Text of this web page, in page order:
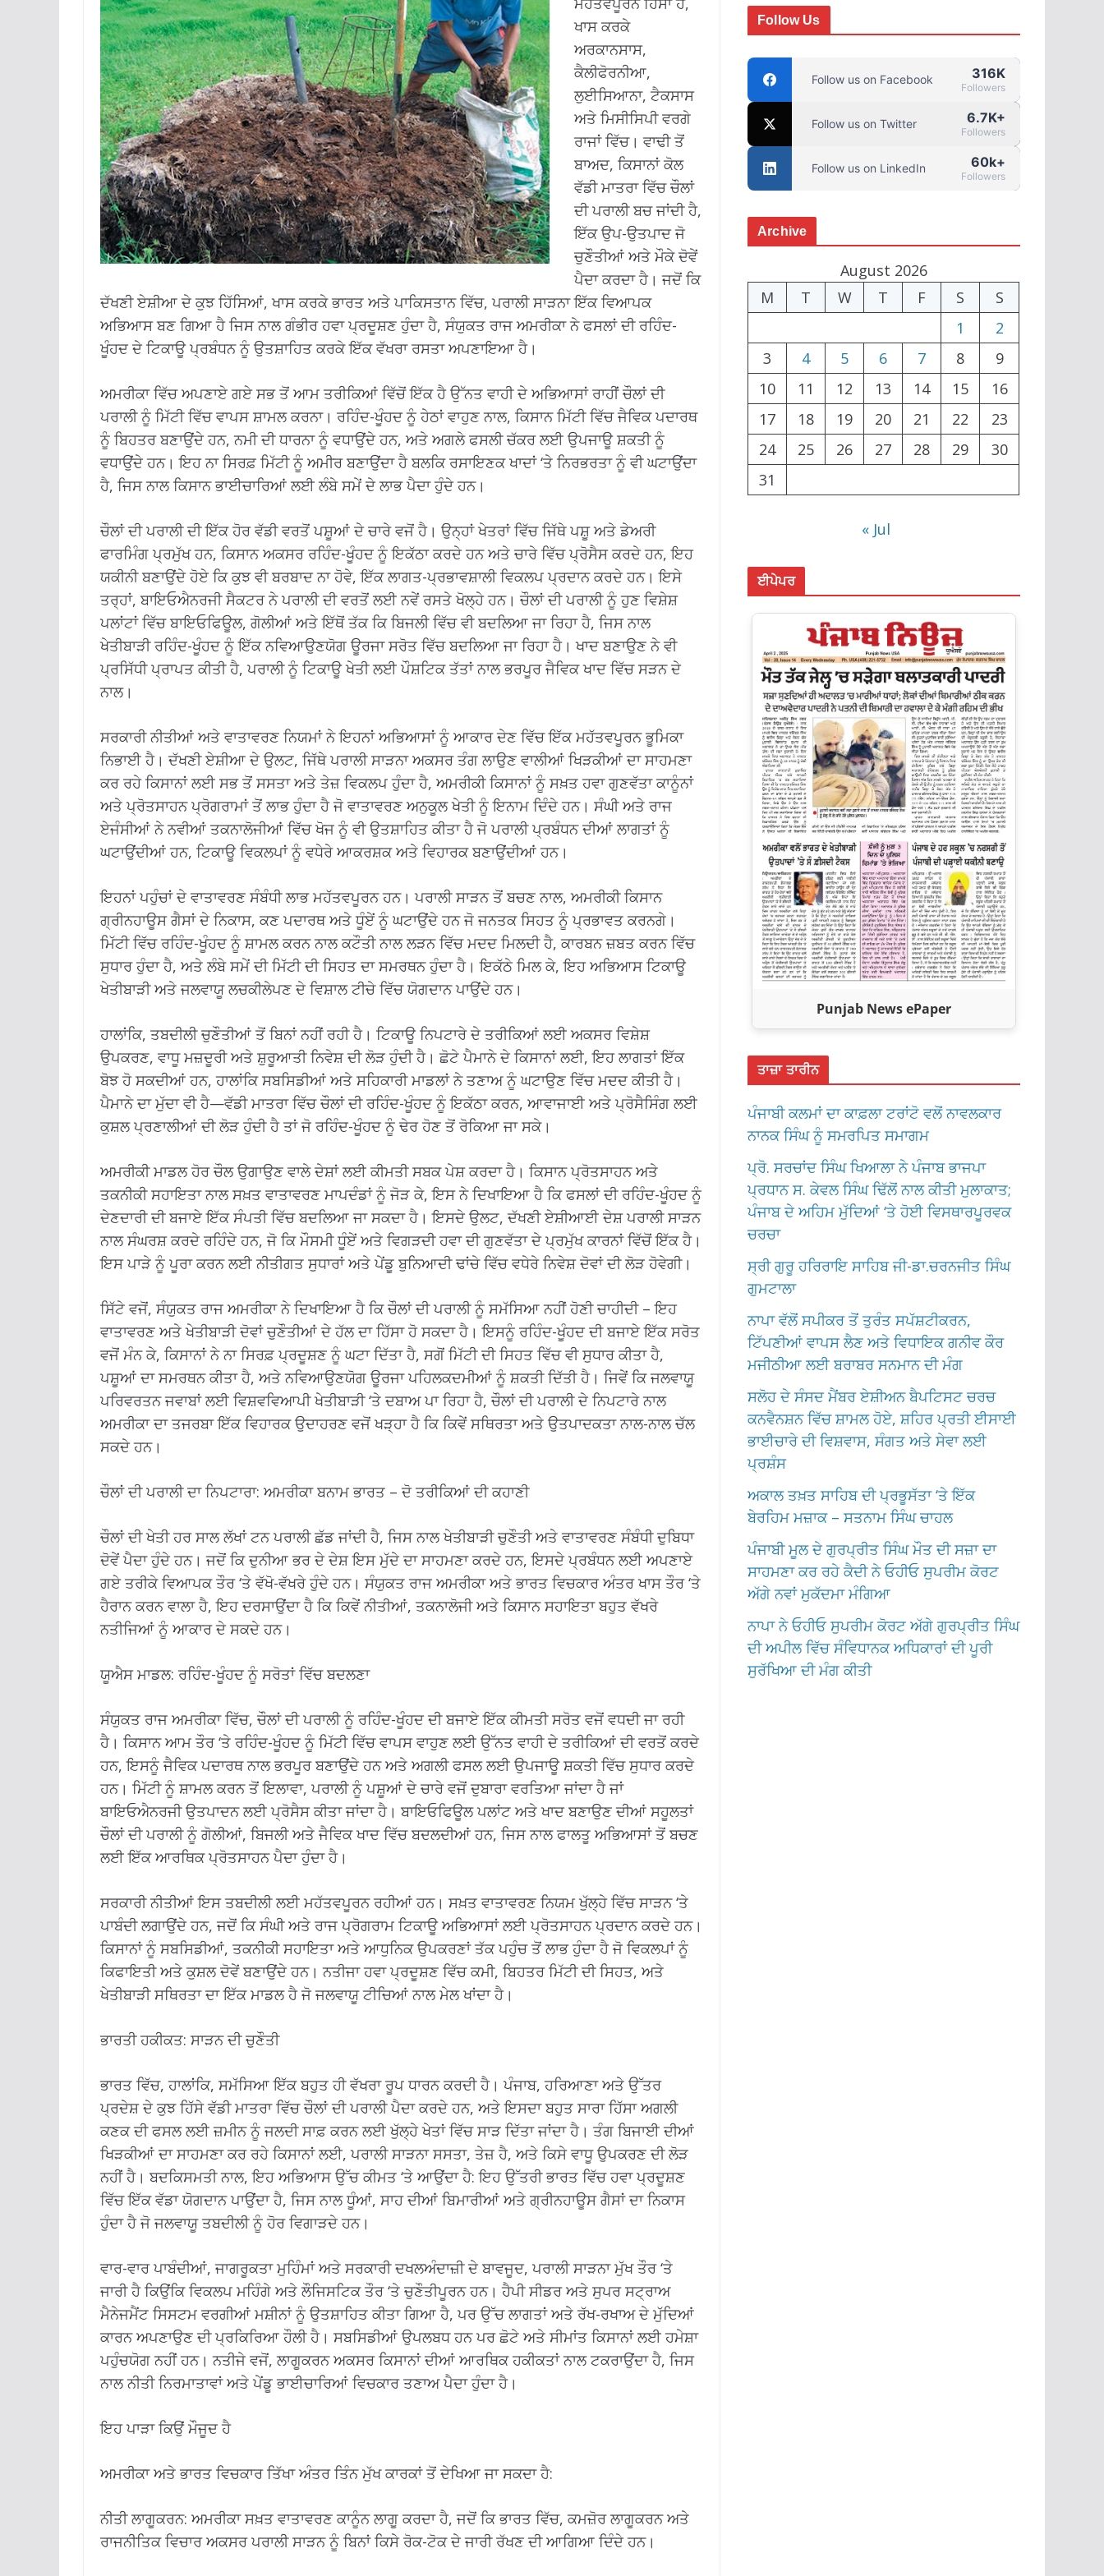
ਖਾਸ ਕਰਕੇ
ਅਰਕਾਨਸਾਸ,
ਕੈਲੀਫੋਰਨੀਆ,
ਲੁਈਸਿਆਨਾ, ਟੈਕਸਾਸ
ਅਤੇ ਮਿਸੀਸਿਪੀ ਵਰਗੇ
ਰਾਜਾਂ ਵਿੱਚ। ਵਾਢੀ ਤੋਂ
ਬਾਅਦ, ਕਿਸਾਨਾਂ ਕੋਲ
ਵੱਡੀ ਮਾਤਰਾ ਵਿੱਚ ਚੌਲਾਂ
ਦੀ ਪਰਾਲੀ ਬਚ ਜਾਂਦੀ ਹੈ,
ਇੱਕ ਉਪ-ਉਤਪਾਦ ਜੋ
ਚੁਣੌਤੀਆਂ ਅਤੇ ਮੌਕੇ ਦੋਵੇਂ
ਪੈਦਾ ਕਰਦਾ ਹੈ। ਜਦੋਂ ਕਿ
ਦੱਖਣੀ ਏਸ਼ੀਆ ਦੇ ਕੁਝ ਹਿੱਸਿਆਂ, ਖਾਸ ਕਰਕੇ ਭਾਰਤ ਅਤੇ ਪਾਕਿਸਤਾਨ ਵਿੱਚ, ਪਰਾਲੀ ਸਾੜਨਾ ਇੱਕ ਵਿਆਪਕ
ਅਭਿਆਸ ਬਣ ਗਿਆ ਹੈ ਜਿਸ ਨਾਲ ਗੰਭੀਰ ਹਵਾ ਪ੍ਰਦੂਸ਼ਣ ਹੁੰਦਾ ਹੈ, ਸੰਯੁਕਤ ਰਾਜ ਅਮਰੀਕਾ ਨੇ ਫਸਲਾਂ ਦੀ ਰਹਿੰਦ-
ਖੂੰਹਦ ਦੇ ਟਿਕਾਊ ਪ੍ਰਬੰਧਨ ਨੂੰ ਉਤਸ਼ਾਹਿਤ ਕਰਕੇ ਇੱਕ ਵੱਖਰਾ ਰਸਤਾ ਅਪਣਾਇਆ ਹੈ।
ਅਮਰੀਕਾ ਵਿੱਚ ਅਪਣਾਏ ਗਏ ਸਭ ਤੋਂ ਆਮ ਤਰੀਕਿਆਂ ਵਿੱਚੋਂ ਇੱਕ ਹੈ ਉੱਨਤ ਵਾਹੀ ਦੇ ਅਭਿਆਸਾਂ ਰਾਹੀਂ ਚੌਲਾਂ ਦੀ
ਪਰਾਲੀ ਨੂੰ ਮਿੱਟੀ ਵਿੱਚ ਵਾਪਸ ਸ਼ਾਮਲ ਕਰਨਾ। ਰਹਿੰਦ-ਖੂੰਹਦ ਨੂੰ ਹੇਠਾਂ ਵਾਹੁਣ ਨਾਲ, ਕਿਸਾਨ ਮਿੱਟੀ ਵਿੱਚ ਜੈਵਿਕ ਪਦਾਰਥ
ਨੂੰ ਬਿਹਤਰ ਬਣਾਉਂਦੇ ਹਨ, ਨਮੀ ਦੀ ਧਾਰਨਾ ਨੂੰ ਵਧਾਉਂਦੇ ਹਨ, ਅਤੇ ਅਗਲੇ ਫਸਲੀ ਚੱਕਰ ਲਈ ਉਪਜਾਊ ਸ਼ਕਤੀ ਨੂੰ
ਵਧਾਉਂਦੇ ਹਨ। ਇਹ ਨਾ ਸਿਰਫ਼ ਮਿੱਟੀ ਨੂੰ ਅਮੀਰ ਬਣਾਉਂਦਾ ਹੈ ਬਲਕਿ ਰਸਾਇਣਕ ਖਾਦਾਂ ‘ਤੇ ਨਿਰਭਰਤਾ ਨੂੰ ਵੀ ਘਟਾਉਂਦਾ
ਹੈ, ਜਿਸ ਨਾਲ ਕਿਸਾਨ ਭਾਈਚਾਰਿਆਂ ਲਈ ਲੰਬੇ ਸਮੇਂ ਦੇ ਲਾਭ ਪੈਦਾ ਹੁੰਦੇ ਹਨ।
ਚੌਲਾਂ ਦੀ ਪਰਾਲੀ ਦੀ ਇੱਕ ਹੋਰ ਵੱਡੀ ਵਰਤੋਂ ਪਸ਼ੂਆਂ ਦੇ ਚਾਰੇ ਵਜੋਂ ਹੈ। ਉਨ੍ਹਾਂ ਖੇਤਰਾਂ ਵਿੱਚ ਜਿੱਥੇ ਪਸ਼ੂ ਅਤੇ ਡੇਅਰੀ
ਫਾਰਮਿੰਗ ਪ੍ਰਮੁੱਖ ਹਨ, ਕਿਸਾਨ ਅਕਸਰ ਰਹਿੰਦ-ਖੂੰਹਦ ਨੂੰ ਇਕੱਠਾ ਕਰਦੇ ਹਨ ਅਤੇ ਚਾਰੇ ਵਿੱਚ ਪ੍ਰੋਸੈਸ ਕਰਦੇ ਹਨ, ਇਹ
ਯਕੀਨੀ ਬਣਾਉਂਦੇ ਹੋਏ ਕਿ ਕੁਝ ਵੀ ਬਰਬਾਦ ਨਾ ਹੋਵੇ, ਇੱਕ ਲਾਗਤ-ਪ੍ਰਭਾਵਸ਼ਾਲੀ ਵਿਕਲਪ ਪ੍ਰਦਾਨ ਕਰਦੇ ਹਨ। ਇਸੇ
ਤਰ੍ਹਾਂ, ਬਾਇਓਐਨਰਜੀ ਸੈਕਟਰ ਨੇ ਪਰਾਲੀ ਦੀ ਵਰਤੋਂ ਲਈ ਨਵੇਂ ਰਸਤੇ ਖੋਲ੍ਹੇ ਹਨ। ਚੌਲਾਂ ਦੀ ਪਰਾਲੀ ਨੂੰ ਹੁਣ ਵਿਸ਼ੇਸ਼
ਪਲਾਂਟਾਂ ਵਿੱਚ ਬਾਇਓਫਿਊਲ, ਗੋਲੀਆਂ ਅਤੇ ਇੱਥੋਂ ਤੱਕ ਕਿ ਬਿਜਲੀ ਵਿੱਚ ਵੀ ਬਦਲਿਆ ਜਾ ਰਿਹਾ ਹੈ, ਜਿਸ ਨਾਲ
ਖੇਤੀਬਾੜੀ ਰਹਿੰਦ-ਖੂੰਹਦ ਨੂੰ ਇੱਕ ਨਵਿਆਉਣਯੋਗ ਊਰਜਾ ਸਰੋਤ ਵਿੱਚ ਬਦਲਿਆ ਜਾ ਰਿਹਾ ਹੈ। ਖਾਦ ਬਣਾਉਣ ਨੇ ਵੀ
ਪ੍ਰਸਿੱਧੀ ਪ੍ਰਾਪਤ ਕੀਤੀ ਹੈ, ਪਰਾਲੀ ਨੂੰ ਟਿਕਾਊ ਖੇਤੀ ਲਈ ਪੌਸ਼ਟਿਕ ਤੱਤਾਂ ਨਾਲ ਭਰਪੂਰ ਜੈਵਿਕ ਖਾਦ ਵਿੱਚ ਸੜਨ ਦੇ
ਨਾਲ।
ਸਰਕਾਰੀ ਨੀਤੀਆਂ ਅਤੇ ਵਾਤਾਵਰਣ ਨਿਯਮਾਂ ਨੇ ਇਹਨਾਂ ਅਭਿਆਸਾਂ ਨੂੰ ਆਕਾਰ ਦੇਣ ਵਿੱਚ ਇੱਕ ਮਹੱਤਵਪੂਰਨ ਭੂਮਿਕਾ
ਨਿਭਾਈ ਹੈ। ਦੱਖਣੀ ਏਸ਼ੀਆ ਦੇ ਉਲਟ, ਜਿੱਥੇ ਪਰਾਲੀ ਸਾੜਨਾ ਅਕਸਰ ਤੰਗ ਲਾਉਣ ਵਾਲੀਆਂ ਖਿੜਕੀਆਂ ਦਾ ਸਾਹਮਣਾ
ਕਰ ਰਹੇ ਕਿਸਾਨਾਂ ਲਈ ਸਭ ਤੋਂ ਸਸਤਾ ਅਤੇ ਤੇਜ਼ ਵਿਕਲਪ ਹੁੰਦਾ ਹੈ, ਅਮਰੀਕੀ ਕਿਸਾਨਾਂ ਨੂੰ ਸਖ਼ਤ ਹਵਾ ਗੁਣਵੱਤਾ ਕਾਨੂੰਨਾਂ
ਅਤੇ ਪ੍ਰੋਤਸਾਹਨ ਪ੍ਰੋਗਰਾਮਾਂ ਤੋਂ ਲਾਭ ਹੁੰਦਾ ਹੈ ਜੋ ਵਾਤਾਵਰਣ ਅਨੁਕੂਲ ਖੇਤੀ ਨੂੰ ਇਨਾਮ ਦਿੰਦੇ ਹਨ। ਸੰਘੀ ਅਤੇ ਰਾਜ
ਏਜੰਸੀਆਂ ਨੇ ਨਵੀਆਂ ਤਕਨਾਲੋਜੀਆਂ ਵਿੱਚ ਖੋਜ ਨੂੰ ਵੀ ਉਤਸ਼ਾਹਿਤ ਕੀਤਾ ਹੈ ਜੋ ਪਰਾਲੀ ਪ੍ਰਬੰਧਨ ਦੀਆਂ ਲਾਗਤਾਂ ਨੂੰ
ਘਟਾਉਂਦੀਆਂ ਹਨ, ਟਿਕਾਊ ਵਿਕਲਪਾਂ ਨੂੰ ਵਧੇਰੇ ਆਕਰਸ਼ਕ ਅਤੇ ਵਿਹਾਰਕ ਬਣਾਉਂਦੀਆਂ ਹਨ।
ਇਹਨਾਂ ਪਹੁੰਚਾਂ ਦੇ ਵਾਤਾਵਰਣ ਸੰਬੰਧੀ ਲਾਭ ਮਹੱਤਵਪੂਰਨ ਹਨ। ਪਰਾਲੀ ਸਾੜਨ ਤੋਂ ਬਚਣ ਨਾਲ, ਅਮਰੀਕੀ ਕਿਸਾਨ
ਗ੍ਰੀਨਹਾਊਸ ਗੈਸਾਂ ਦੇ ਨਿਕਾਸ, ਕਣ ਪਦਾਰਥ ਅਤੇ ਧੂੰਏਂ ਨੂੰ ਘਟਾਉਂਦੇ ਹਨ ਜੋ ਜਨਤਕ ਸਿਹਤ ਨੂੰ ਪ੍ਰਭਾਵਤ ਕਰਨਗੇ।
ਮਿੱਟੀ ਵਿੱਚ ਰਹਿੰਦ-ਖੂੰਹਦ ਨੂੰ ਸ਼ਾਮਲ ਕਰਨ ਨਾਲ ਕਟੌਤੀ ਨਾਲ ਲੜਨ ਵਿੱਚ ਮਦਦ ਮਿਲਦੀ ਹੈ, ਕਾਰਬਨ ਜ਼ਬਤ ਕਰਨ ਵਿੱਚ
ਸੁਧਾਰ ਹੁੰਦਾ ਹੈ, ਅਤੇ ਲੰਬੇ ਸਮੇਂ ਦੀ ਮਿੱਟੀ ਦੀ ਸਿਹਤ ਦਾ ਸਮਰਥਨ ਹੁੰਦਾ ਹੈ। ਇਕੱਠੇ ਮਿਲ ਕੇ, ਇਹ ਅਭਿਆਸ ਟਿਕਾਊ
ਖੇਤੀਬਾੜੀ ਅਤੇ ਜਲਵਾਯੂ ਲਚਕੀਲੇਪਣ ਦੇ ਵਿਸ਼ਾਲ ਟੀਚੇ ਵਿੱਚ ਯੋਗਦਾਨ ਪਾਉਂਦੇ ਹਨ।
ਹਾਲਾਂਕਿ, ਤਬਦੀਲੀ ਚੁਣੌਤੀਆਂ ਤੋਂ ਬਿਨਾਂ ਨਹੀਂ ਰਹੀ ਹੈ। ਟਿਕਾਊ ਨਿਪਟਾਰੇ ਦੇ ਤਰੀਕਿਆਂ ਲਈ ਅਕਸਰ ਵਿਸ਼ੇਸ਼
ਉਪਕਰਣ, ਵਾਧੂ ਮਜ਼ਦੂਰੀ ਅਤੇ ਸ਼ੁਰੂਆਤੀ ਨਿਵੇਸ਼ ਦੀ ਲੋੜ ਹੁੰਦੀ ਹੈ। ਛੋਟੇ ਪੈਮਾਨੇ ਦੇ ਕਿਸਾਨਾਂ ਲਈ, ਇਹ ਲਾਗਤਾਂ ਇੱਕ
ਬੋਝ ਹੋ ਸਕਦੀਆਂ ਹਨ, ਹਾਲਾਂਕਿ ਸਬਸਿਡੀਆਂ ਅਤੇ ਸਹਿਕਾਰੀ ਮਾਡਲਾਂ ਨੇ ਤਣਾਅ ਨੂੰ ਘਟਾਉਣ ਵਿੱਚ ਮਦਦ ਕੀਤੀ ਹੈ।
ਪੈਮਾਨੇ ਦਾ ਮੁੱਦਾ ਵੀ ਹੈ—ਵੱਡੀ ਮਾਤਰਾ ਵਿੱਚ ਚੌਲਾਂ ਦੀ ਰਹਿੰਦ-ਖੂੰਹਦ ਨੂੰ ਇਕੱਠਾ ਕਰਨ, ਆਵਾਜਾਈ ਅਤੇ ਪ੍ਰੋਸੈਸਿੰਗ ਲਈ
ਕੁਸ਼ਲ ਪ੍ਰਣਾਲੀਆਂ ਦੀ ਲੋੜ ਹੁੰਦੀ ਹੈ ਤਾਂ ਜੋ ਰਹਿੰਦ-ਖੂੰਹਦ ਨੂੰ ਢੇਰ ਹੋਣ ਤੋਂ ਰੋਕਿਆ ਜਾ ਸਕੇ।
ਅਮਰੀਕੀ ਮਾਡਲ ਹੋਰ ਚੌਲ ਉਗਾਉਣ ਵਾਲੇ ਦੇਸ਼ਾਂ ਲਈ ਕੀਮਤੀ ਸਬਕ ਪੇਸ਼ ਕਰਦਾ ਹੈ। ਕਿਸਾਨ ਪ੍ਰੋਤਸਾਹਨ ਅਤੇ
ਤਕਨੀਕੀ ਸਹਾਇਤਾ ਨਾਲ ਸਖ਼ਤ ਵਾਤਾਵਰਣ ਮਾਪਦੰਡਾਂ ਨੂੰ ਜੋੜ ਕੇ, ਇਸ ਨੇ ਦਿਖਾਇਆ ਹੈ ਕਿ ਫਸਲਾਂ ਦੀ ਰਹਿੰਦ-ਖੂੰਹਦ ਨੂੰ
ਦੇਣਦਾਰੀ ਦੀ ਬਜਾਏ ਇੱਕ ਸੰਪਤੀ ਵਿੱਚ ਬਦਲਿਆ ਜਾ ਸਕਦਾ ਹੈ। ਇਸਦੇ ਉਲਟ, ਦੱਖਣੀ ਏਸ਼ੀਆਈ ਦੇਸ਼ ਪਰਾਲੀ ਸਾੜਨ
ਨਾਲ ਸੰਘਰਸ਼ ਕਰਦੇ ਰਹਿੰਦੇ ਹਨ, ਜੋ ਕਿ ਮੌਸਮੀ ਧੂੰਏਂ ਅਤੇ ਵਿਗੜਦੀ ਹਵਾ ਦੀ ਗੁਣਵੱਤਾ ਦੇ ਪ੍ਰਮੁੱਖ ਕਾਰਨਾਂ ਵਿੱਚੋਂ ਇੱਕ ਹੈ।
ਇਸ ਪਾੜੇ ਨੂੰ ਪੂਰਾ ਕਰਨ ਲਈ ਨੀਤੀਗਤ ਸੁਧਾਰਾਂ ਅਤੇ ਪੇਂਡੂ ਬੁਨਿਆਦੀ ਢਾਂਚੇ ਵਿੱਚ ਵਧੇਰੇ ਨਿਵੇਸ਼ ਦੋਵਾਂ ਦੀ ਲੋੜ ਹੋਵੇਗੀ।
ਸਿੱਟੇ ਵਜੋਂ, ਸੰਯੁਕਤ ਰਾਜ ਅਮਰੀਕਾ ਨੇ ਦਿਖਾਇਆ ਹੈ ਕਿ ਚੌਲਾਂ ਦੀ ਪਰਾਲੀ ਨੂੰ ਸਮੱਸਿਆ ਨਹੀਂ ਹੋਣੀ ਚਾਹੀਦੀ – ਇਹ
ਵਾਤਾਵਰਣ ਅਤੇ ਖੇਤੀਬਾੜੀ ਦੋਵਾਂ ਚੁਣੌਤੀਆਂ ਦੇ ਹੱਲ ਦਾ ਹਿੱਸਾ ਹੋ ਸਕਦਾ ਹੈ। ਇਸਨੂੰ ਰਹਿੰਦ-ਖੂੰਹਦ ਦੀ ਬਜਾਏ ਇੱਕ ਸਰੋਤ
ਵਜੋਂ ਮੰਨ ਕੇ, ਕਿਸਾਨਾਂ ਨੇ ਨਾ ਸਿਰਫ਼ ਪ੍ਰਦੂਸ਼ਣ ਨੂੰ ਘਟਾ ਦਿੱਤਾ ਹੈ, ਸਗੋਂ ਮਿੱਟੀ ਦੀ ਸਿਹਤ ਵਿੱਚ ਵੀ ਸੁਧਾਰ ਕੀਤਾ ਹੈ,
ਪਸ਼ੂਆਂ ਦਾ ਸਮਰਥਨ ਕੀਤਾ ਹੈ, ਅਤੇ ਨਵਿਆਉਣਯੋਗ ਊਰਜਾ ਪਹਿਲਕਦਮੀਆਂ ਨੂੰ ਸ਼ਕਤੀ ਦਿੱਤੀ ਹੈ। ਜਿਵੇਂ ਕਿ ਜਲਵਾਯੂ
ਪਰਿਵਰਤਨ ਜਵਾਬਾਂ ਲਈ ਵਿਸ਼ਵਵਿਆਪੀ ਖੇਤੀਬਾੜੀ ‘ਤੇ ਦਬਾਅ ਪਾ ਰਿਹਾ ਹੈ, ਚੌਲਾਂ ਦੀ ਪਰਾਲੀ ਦੇ ਨਿਪਟਾਰੇ ਨਾਲ
ਅਮਰੀਕਾ ਦਾ ਤਜਰਬਾ ਇੱਕ ਵਿਹਾਰਕ ਉਦਾਹਰਣ ਵਜੋਂ ਖੜ੍ਹਾ ਹੈ ਕਿ ਕਿਵੇਂ ਸਥਿਰਤਾ ਅਤੇ ਉਤਪਾਦਕਤਾ ਨਾਲ-ਨਾਲ ਚੱਲ
ਸਕਦੇ ਹਨ।
ਚੌਲਾਂ ਦੀ ਪਰਾਲੀ ਦਾ ਨਿਪਟਾਰਾ: ਅਮਰੀਕਾ ਬਨਾਮ ਭਾਰਤ – ਦੋ ਤਰੀਕਿਆਂ ਦੀ ਕਹਾਣੀ
ਚੌਲਾਂ ਦੀ ਖੇਤੀ ਹਰ ਸਾਲ ਲੱਖਾਂ ਟਨ ਪਰਾਲੀ ਛੱਡ ਜਾਂਦੀ ਹੈ, ਜਿਸ ਨਾਲ ਖੇਤੀਬਾੜੀ ਚੁਣੌਤੀ ਅਤੇ ਵਾਤਾਵਰਣ ਸੰਬੰਧੀ ਦੁਬਿਧਾ
ਦੋਵੇਂ ਪੈਦਾ ਹੁੰਦੇ ਹਨ। ਜਦੋਂ ਕਿ ਦੁਨੀਆ ਭਰ ਦੇ ਦੇਸ਼ ਇਸ ਮੁੱਦੇ ਦਾ ਸਾਹਮਣਾ ਕਰਦੇ ਹਨ, ਇਸਦੇ ਪ੍ਰਬੰਧਨ ਲਈ ਅਪਣਾਏ
ਗਏ ਤਰੀਕੇ ਵਿਆਪਕ ਤੌਰ ‘ਤੇ ਵੱਖੋ-ਵੱਖਰੇ ਹੁੰਦੇ ਹਨ। ਸੰਯੁਕਤ ਰਾਜ ਅਮਰੀਕਾ ਅਤੇ ਭਾਰਤ ਵਿਚਕਾਰ ਅੰਤਰ ਖਾਸ ਤੌਰ ‘ਤੇ
ਹੈਰਾਨ ਕਰਨ ਵਾਲਾ ਹੈ, ਇਹ ਦਰਸਾਉਂਦਾ ਹੈ ਕਿ ਕਿਵੇਂ ਨੀਤੀਆਂ, ਤਕਨਾਲੋਜੀ ਅਤੇ ਕਿਸਾਨ ਸਹਾਇਤਾ ਬਹੁਤ ਵੱਖਰੇ
ਨਤੀਜਿਆਂ ਨੂੰ ਆਕਾਰ ਦੇ ਸਕਦੇ ਹਨ।
ਯੂਐਸ ਮਾਡਲ: ਰਹਿੰਦ-ਖੂੰਹਦ ਨੂੰ ਸਰੋਤਾਂ ਵਿੱਚ ਬਦਲਣਾ
ਸੰਯੁਕਤ ਰਾਜ ਅਮਰੀਕਾ ਵਿੱਚ, ਚੌਲਾਂ ਦੀ ਪਰਾਲੀ ਨੂੰ ਰਹਿੰਦ-ਖੂੰਹਦ ਦੀ ਬਜਾਏ ਇੱਕ ਕੀਮਤੀ ਸਰੋਤ ਵਜੋਂ ਵਧਦੀ ਜਾ ਰਹੀ
ਹੈ। ਕਿਸਾਨ ਆਮ ਤੌਰ ‘ਤੇ ਰਹਿੰਦ-ਖੂੰਹਦ ਨੂੰ ਮਿੱਟੀ ਵਿੱਚ ਵਾਪਸ ਵਾਹੁਣ ਲਈ ਉੱਨਤ ਵਾਹੀ ਦੇ ਤਰੀਕਿਆਂ ਦੀ ਵਰਤੋਂ ਕਰਦੇ
ਹਨ, ਇਸਨੂੰ ਜੈਵਿਕ ਪਦਾਰਥ ਨਾਲ ਭਰਪੂਰ ਬਣਾਉਂਦੇ ਹਨ ਅਤੇ ਅਗਲੀ ਫਸਲ ਲਈ ਉਪਜਾਊ ਸ਼ਕਤੀ ਵਿੱਚ ਸੁਧਾਰ ਕਰਦੇ
ਹਨ। ਮਿੱਟੀ ਨੂੰ ਸ਼ਾਮਲ ਕਰਨ ਤੋਂ ਇਲਾਵਾ, ਪਰਾਲੀ ਨੂੰ ਪਸ਼ੂਆਂ ਦੇ ਚਾਰੇ ਵਜੋਂ ਦੁਬਾਰਾ ਵਰਤਿਆ ਜਾਂਦਾ ਹੈ ਜਾਂ
ਬਾਇਓਐਨਰਜੀ ਉਤਪਾਦਨ ਲਈ ਪ੍ਰੋਸੈਸ ਕੀਤਾ ਜਾਂਦਾ ਹੈ। ਬਾਇਓਫਿਊਲ ਪਲਾਂਟ ਅਤੇ ਖਾਦ ਬਣਾਉਣ ਦੀਆਂ ਸਹੂਲਤਾਂ
ਚੌਲਾਂ ਦੀ ਪਰਾਲੀ ਨੂੰ ਗੋਲੀਆਂ, ਬਿਜਲੀ ਅਤੇ ਜੈਵਿਕ ਖਾਦ ਵਿੱਚ ਬਦਲਦੀਆਂ ਹਨ, ਜਿਸ ਨਾਲ ਫਾਲਤੂ ਅਭਿਆਸਾਂ ਤੋਂ ਬਚਣ
ਲਈ ਇੱਕ ਆਰਥਿਕ ਪ੍ਰੋਤਸਾਹਨ ਪੈਦਾ ਹੁੰਦਾ ਹੈ।
ਸਰਕਾਰੀ ਨੀਤੀਆਂ ਇਸ ਤਬਦੀਲੀ ਲਈ ਮਹੱਤਵਪੂਰਨ ਰਹੀਆਂ ਹਨ। ਸਖ਼ਤ ਵਾਤਾਵਰਣ ਨਿਯਮ ਖੁੱਲ੍ਹੇ ਵਿੱਚ ਸਾੜਨ ‘ਤੇ
ਪਾਬੰਦੀ ਲਗਾਉਂਦੇ ਹਨ, ਜਦੋਂ ਕਿ ਸੰਘੀ ਅਤੇ ਰਾਜ ਪ੍ਰੋਗਰਾਮ ਟਿਕਾਊ ਅਭਿਆਸਾਂ ਲਈ ਪ੍ਰੋਤਸਾਹਨ ਪ੍ਰਦਾਨ ਕਰਦੇ ਹਨ।
ਕਿਸਾਨਾਂ ਨੂੰ ਸਬਸਿਡੀਆਂ, ਤਕਨੀਕੀ ਸਹਾਇਤਾ ਅਤੇ ਆਧੁਨਿਕ ਉਪਕਰਣਾਂ ਤੱਕ ਪਹੁੰਚ ਤੋਂ ਲਾਭ ਹੁੰਦਾ ਹੈ ਜੋ ਵਿਕਲਪਾਂ ਨੂੰ
ਕਿਫਾਇਤੀ ਅਤੇ ਕੁਸ਼ਲ ਦੋਵੇਂ ਬਣਾਉਂਦੇ ਹਨ। ਨਤੀਜਾ ਹਵਾ ਪ੍ਰਦੂਸ਼ਣ ਵਿੱਚ ਕਮੀ, ਬਿਹਤਰ ਮਿੱਟੀ ਦੀ ਸਿਹਤ, ਅਤੇ
ਖੇਤੀਬਾੜੀ ਸਥਿਰਤਾ ਦਾ ਇੱਕ ਮਾਡਲ ਹੈ ਜੋ ਜਲਵਾਯੂ ਟੀਚਿਆਂ ਨਾਲ ਮੇਲ ਖਾਂਦਾ ਹੈ।
ਭਾਰਤੀ ਹਕੀਕਤ: ਸਾੜਨ ਦੀ ਚੁਣੌਤੀ
ਭਾਰਤ ਵਿੱਚ, ਹਾਲਾਂਕਿ, ਸਮੱਸਿਆ ਇੱਕ ਬਹੁਤ ਹੀ ਵੱਖਰਾ ਰੂਪ ਧਾਰਨ ਕਰਦੀ ਹੈ। ਪੰਜਾਬ, ਹਰਿਆਣਾ ਅਤੇ ਉੱਤਰ
ਪ੍ਰਦੇਸ਼ ਦੇ ਕੁਝ ਹਿੱਸੇ ਵੱਡੀ ਮਾਤਰਾ ਵਿੱਚ ਚੌਲਾਂ ਦੀ ਪਰਾਲੀ ਪੈਦਾ ਕਰਦੇ ਹਨ, ਅਤੇ ਇਸਦਾ ਬਹੁਤ ਸਾਰਾ ਹਿੱਸਾ ਅਗਲੀ
ਕਣਕ ਦੀ ਫਸਲ ਲਈ ਜ਼ਮੀਨ ਨੂੰ ਜਲਦੀ ਸਾਫ਼ ਕਰਨ ਲਈ ਖੁੱਲ੍ਹੇ ਖੇਤਾਂ ਵਿੱਚ ਸਾੜ ਦਿੱਤਾ ਜਾਂਦਾ ਹੈ। ਤੰਗ ਬਿਜਾਈ ਦੀਆਂ
ਖਿੜਕੀਆਂ ਦਾ ਸਾਹਮਣਾ ਕਰ ਰਹੇ ਕਿਸਾਨਾਂ ਲਈ, ਪਰਾਲੀ ਸਾੜਨਾ ਸਸਤਾ, ਤੇਜ਼ ਹੈ, ਅਤੇ ਕਿਸੇ ਵਾਧੂ ਉਪਕਰਣ ਦੀ ਲੋੜ
ਨਹੀਂ ਹੈ। ਬਦਕਿਸਮਤੀ ਨਾਲ, ਇਹ ਅਭਿਆਸ ਉੱਚ ਕੀਮਤ ‘ਤੇ ਆਉਂਦਾ ਹੈ: ਇਹ ਉੱਤਰੀ ਭਾਰਤ ਵਿੱਚ ਹਵਾ ਪ੍ਰਦੂਸ਼ਣ
ਵਿੱਚ ਇੱਕ ਵੱਡਾ ਯੋਗਦਾਨ ਪਾਉਂਦਾ ਹੈ, ਜਿਸ ਨਾਲ ਧੂੰਆਂ, ਸਾਹ ਦੀਆਂ ਬਿਮਾਰੀਆਂ ਅਤੇ ਗ੍ਰੀਨਹਾਊਸ ਗੈਸਾਂ ਦਾ ਨਿਕਾਸ
ਹੁੰਦਾ ਹੈ ਜੋ ਜਲਵਾਯੂ ਤਬਦੀਲੀ ਨੂੰ ਹੋਰ ਵਿਗਾੜਦੇ ਹਨ।
ਵਾਰ-ਵਾਰ ਪਾਬੰਦੀਆਂ, ਜਾਗਰੂਕਤਾ ਮੁਹਿੰਮਾਂ ਅਤੇ ਸਰਕਾਰੀ ਦਖਲਅੰਦਾਜ਼ੀ ਦੇ ਬਾਵਜੂਦ, ਪਰਾਲੀ ਸਾੜਨਾ ਮੁੱਖ ਤੌਰ ‘ਤੇ
ਜਾਰੀ ਹੈ ਕਿਉਂਕਿ ਵਿਕਲਪ ਮਹਿੰਗੇ ਅਤੇ ਲੌਜਿਸਟਿਕ ਤੌਰ ‘ਤੇ ਚੁਣੌਤੀਪੂਰਨ ਹਨ। ਹੈਪੀ ਸੀਡਰ ਅਤੇ ਸੁਪਰ ਸਟ੍ਰਾਅ
ਮੈਨੇਜਮੈਂਟ ਸਿਸਟਮ ਵਰਗੀਆਂ ਮਸ਼ੀਨਾਂ ਨੂੰ ਉਤਸ਼ਾਹਿਤ ਕੀਤਾ ਗਿਆ ਹੈ, ਪਰ ਉੱਚ ਲਾਗਤਾਂ ਅਤੇ ਰੱਖ-ਰਖਾਅ ਦੇ ਮੁੱਦਿਆਂ
ਕਾਰਨ ਅਪਣਾਉਣ ਦੀ ਪ੍ਰਕਿਰਿਆ ਹੌਲੀ ਹੈ। ਸਬਸਿਡੀਆਂ ਉਪਲਬਧ ਹਨ ਪਰ ਛੋਟੇ ਅਤੇ ਸੀਮਾਂਤ ਕਿਸਾਨਾਂ ਲਈ ਹਮੇਸ਼ਾ
ਪਹੁੰਚਯੋਗ ਨਹੀਂ ਹਨ। ਨਤੀਜੇ ਵਜੋਂ, ਲਾਗੂਕਰਨ ਅਕਸਰ ਕਿਸਾਨਾਂ ਦੀਆਂ ਆਰਥਿਕ ਹਕੀਕਤਾਂ ਨਾਲ ਟਕਰਾਉਂਦਾ ਹੈ, ਜਿਸ
ਨਾਲ ਨੀਤੀ ਨਿਰਮਾਤਾਵਾਂ ਅਤੇ ਪੇਂਡੂ ਭਾਈਚਾਰਿਆਂ ਵਿਚਕਾਰ ਤਣਾਅ ਪੈਦਾ ਹੁੰਦਾ ਹੈ।
ਇਹ ਪਾੜਾ ਕਿਉਂ ਮੌਜੂਦ ਹੈ
ਅਮਰੀਕਾ ਅਤੇ ਭਾਰਤ ਵਿਚਕਾਰ ਤਿੱਖਾ ਅੰਤਰ ਤਿੰਨ ਮੁੱਖ ਕਾਰਕਾਂ ਤੋਂ ਦੇਖਿਆ ਜਾ ਸਕਦਾ ਹੈ:
ਨੀਤੀ ਲਾਗੂਕਰਨ: ਅਮਰੀਕਾ ਸਖ਼ਤ ਵਾਤਾਵਰਣ ਕਾਨੂੰਨ ਲਾਗੂ ਕਰਦਾ ਹੈ, ਜਦੋਂ ਕਿ ਭਾਰਤ ਵਿੱਚ, ਕਮਜ਼ੋਰ ਲਾਗੂਕਰਨ ਅਤੇ
ਰਾਜਨੀਤਿਕ ਵਿਚਾਰ ਅਕਸਰ ਪਰਾਲੀ ਸਾੜਨ ਨੂੰ ਬਿਨਾਂ ਕਿਸੇ ਰੋਕ-ਟੋਕ ਦੇ ਜਾਰੀ ਰੱਖਣ ਦੀ ਆਗਿਆ ਦਿੰਦੇ ਹਨ।
Follow Us
Follow us on Facebook 316K
Followers
Follow us on Twitter 6.7K+
Followers
Follow us on LinkedIn 60k+
Followers
Archive
August 2026
M
T W T F S
S
1
2
3
4 5 6 7 8
9
10
11 12 13 14 15
16
17
18 19 20 21 22
23
24
25 26 27 28 29
30
31
« Jul
ਈਪੇਪਰ
Punjab News ePaper
ਤਾਜ਼ਾ ਤਾਰੀਨ
ਪੰਜਾਬੀ ਕਲਮਾਂ ਦਾ ਕਾਫ਼ਲਾ ਟਰਾਂਟੋ ਵਲੋਂ ਨਾਵਲਕਾਰ
ਨਾਨਕ ਸਿੰਘ ਨੂੰ ਸਮਰਪਿਤ ਸਮਾਗਮ
ਪ੍ਰੋ. ਸਰਚਾਂਦ ਸਿੰਘ ਖਿਆਲਾ ਨੇ ਪੰਜਾਬ ਭਾਜਪਾ
ਪ੍ਰਧਾਨ ਸ. ਕੇਵਲ ਸਿੰਘ ਢਿੱਲੋਂ ਨਾਲ ਕੀਤੀ ਮੁਲਾਕਾਤ;
ਪੰਜਾਬ ਦੇ ਅਹਿਮ ਮੁੱਦਿਆਂ ‘ਤੇ ਹੋਈ ਵਿਸਥਾਰਪੂਰਵਕ
ਚਰਚਾ
ਸ੍ਰੀ ਗੁਰੂ ਹਰਿਰਾਇ ਸਾਹਿਬ ਜੀ-ਡਾ.ਚਰਨਜੀਤ ਸਿੰਘ
ਗੁਮਟਾਲਾ
ਨਾਪਾ ਵੱਲੋਂ ਸਪੀਕਰ ਤੋਂ ਤੁਰੰਤ ਸਪੱਸ਼ਟੀਕਰਨ,
ਟਿੱਪਣੀਆਂ ਵਾਪਸ ਲੈਣ ਅਤੇ ਵਿਧਾਇਕ ਗਨੀਵ ਕੌਰ
ਮਜੀਠੀਆ ਲਈ ਬਰਾਬਰ ਸਨਮਾਨ ਦੀ ਮੰਗ
ਸਲੋਹ ਦੇ ਸੰਸਦ ਮੈਂਬਰ ਏਸ਼ੀਅਨ ਬੈਪਟਿਸਟ ਚਰਚ
ਕਨਵੈਨਸ਼ਨ ਵਿੱਚ ਸ਼ਾਮਲ ਹੋਏ, ਸ਼ਹਿਰ ਪ੍ਰਤੀ ਈਸਾਈ
ਭਾਈਚਾਰੇ ਦੀ ਵਿਸ਼ਵਾਸ, ਸੰਗਤ ਅਤੇ ਸੇਵਾ ਲਈ
ਪ੍ਰਸ਼ੰਸ
ਅਕਾਲ ਤਖ਼ਤ ਸਾਹਿਬ ਦੀ ਪ੍ਰਭੂਸੱਤਾ ‘ਤੇ ਇੱਕ
ਬੇਰਹਿਮ ਮਜ਼ਾਕ – ਸਤਨਾਮ ਸਿੰਘ ਚਾਹਲ
ਪੰਜਾਬੀ ਮੂਲ ਦੇ ਗੁਰਪ੍ਰੀਤ ਸਿੰਘ ਮੌਤ ਦੀ ਸਜ਼ਾ ਦਾ
ਸਾਹਮਣਾ ਕਰ ਰਹੇ ਕੈਦੀ ਨੇ ਓਹੀਓ ਸੁਪਰੀਮ ਕੋਰਟ
ਅੱਗੇ ਨਵਾਂ ਮੁਕੱਦਮਾ ਮੰਗਿਆ
ਨਾਪਾ ਨੇ ਓਹੀਓ ਸੁਪਰੀਮ ਕੋਰਟ ਅੱਗੇ ਗੁਰਪ੍ਰੀਤ ਸਿੰਘ
ਦੀ ਅਪੀਲ ਵਿੱਚ ਸੰਵਿਧਾਨਕ ਅਧਿਕਾਰਾਂ ਦੀ ਪੂਰੀ
ਸੁਰੱਖਿਆ ਦੀ ਮੰਗ ਕੀਤੀ